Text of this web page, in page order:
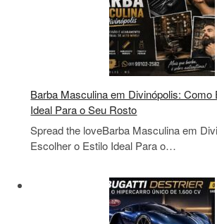
Barba Masculina em Divinópolis: Como
Ideal Para o Seu Rosto
Spread the loveBarba Masculina em
Escolher o Estilo Ideal Para o…